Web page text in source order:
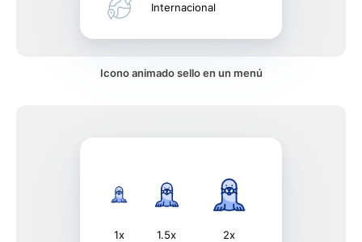
Internacional
Icono animado sello en un menú
1x 1.5x 2x